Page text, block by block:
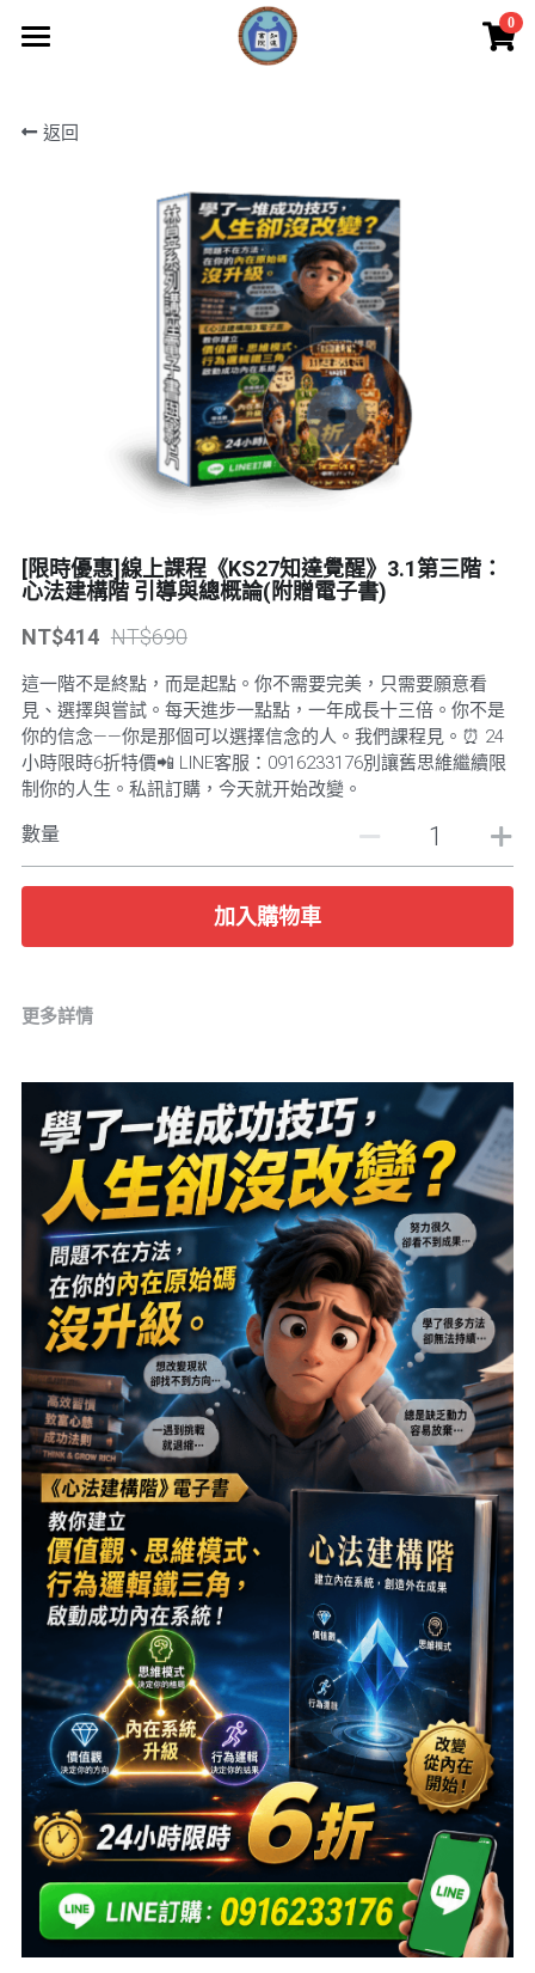
0
商品
所有商品分類
電子書+短影音
線上課程+電子書
歡迎來電
POWERED BY
返回
[限時優惠]線上課程《KS27知達覺醒》3.1第三階：
心法建構階 引導與總概論(附贈電子書)
NT$414 NT$690
這一階不是終點，而是起點。你不需要完美，只需要願意看
見、選擇與嘗試。每天進步一點點，一年成長十三倍。你不是
你的信念——你是那個可以選擇信念的人。我們課程見。⏰ 24
小時限時6折特價📲 LINE客服：0916233176別讓舊思維繼續限
制你的人生。私訊訂購，今天就开始改變。
數量
加入購物車
更多詳情
×
商品分類